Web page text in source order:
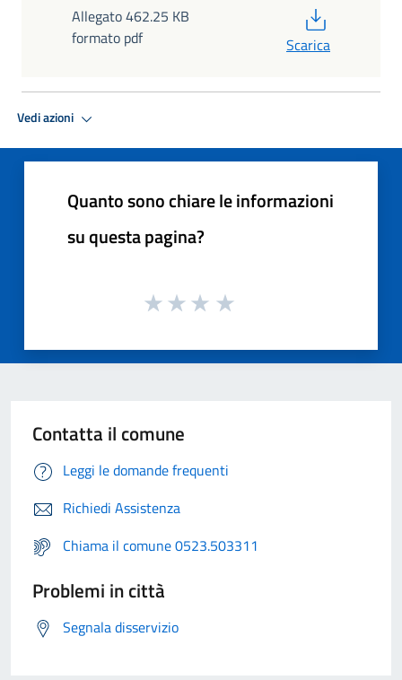
Allegato 462.25 KB
formato pdf
Scarica
Vedi azioni
Quanto sono chiare le informazioni
su questa pagina?
Contatta il comune
Leggi le domande frequenti
Richiedi Assistenza
Chiama il comune 0523.503311
Problemi in città
Segnala disservizio